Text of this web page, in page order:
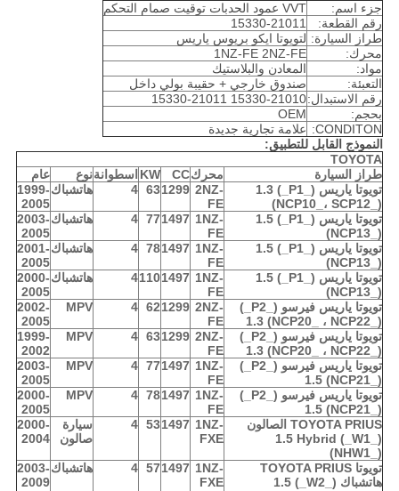
جزء اسم:
VVT عمود الحدبات توقيت صمام التحكم
رقم القطعة:
15330-21011
طراز السيارة: لتويوتا ايكو بريوس ياريس
محرك:
1NZ-FE 2NZ-FE
مواد:
المعادن والبلاستيك
التعبئة:
صندوق خارجي + حقيبة بولي داخل
رقم الاستبدال:15330-21010 15330-21011
بحجم:
OEM
CONDITON:
علامة تجارية جديدة
النموذج القابل للتطبيق:
TOYOTA
طراز السيارة
محركCC
KW اسطوانةنوع
عام
تويوتا ياريس (_P1_) 1.3
(NCP10_، SCP12_)
2NZ-
FE
1299
63
4 هاتشباك1999-
2005
تويوتا ياريس (_P1_) 1.5
(NCP13_)
1NZ-
FE
1497
77
4 هاتشباك2003-
2005
تويوتا ياريس (_P1_) 1.5
(NCP13_)
1NZ-
FE
1497
78
4 هاتشباك2001-
2005
تويوتا ياريس (_P1_) 1.5
(NCP13_)
1NZ-
FE
1497
110
4 هاتشباك2000-
2005
تويوتا ياريس فيرسو (_P2_)
1.3 (NCP20_ ، NCP22_)
2NZ-
FE
1299
62
4
MPV
2002-
2005
تويوتا ياريس فيرسو (_P2_)
1.3 (NCP20_ ، NCP22_)
2NZ-
FE
1299
63
4
MPV
1999-
2002
تويوتا ياريس فيرسو (_P2_)
1.5 (NCP21_)
1NZ-
FE
1497
77
4
MPV
2003-
2005
تويوتا ياريس فيرسو (_P2_)
1.5 (NCP21_)
1NZ-
FE
1497
78
4
MPV
2000-
2005
TOYOTA PRIUS الصالون
(_W1_) 1.5 Hybrid
(NHW1_)
1NZ-
FXE
1497
53
4
سيارة
صالون
2000-
2004
تويوتا TOYOTA PRIUS
هاتشباك (_W2_) 1.5
1NZ-
FXE
1497
57
4 هاتشباك2003-
2009